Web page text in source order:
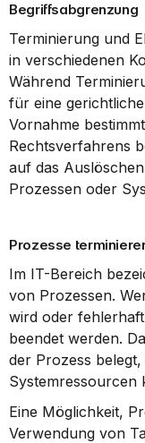
Begriffsabgrenzung
Terminierung und
in verschiedenen
Während
für eine
Vornahme
Rechtsverfahrens
auf das
Prozessen oder
Prozesse
Im IT-Bereich
von Prozessen.
wird oder
beendet werden.
der Prozess
Systemressourcen
Eine Möglichkeit,
Verwendung von